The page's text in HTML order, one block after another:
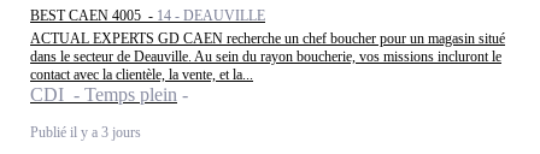
BEST CAEN 4005 - 14 - DEAUVILLE
ACTUAL EXPERTS GD CAEN recherche un chef boucher pour un magasin situé
dans le secteur de Deauville. Au sein du rayon boucherie, vos missions incluront le
contact avec la clientèle, la vente, et la...
CDI - Temps plein
Publié il y a 3 jours